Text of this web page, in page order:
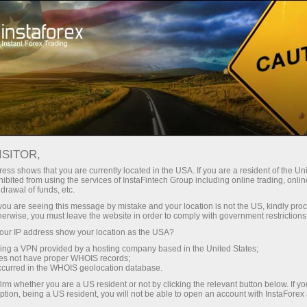
Ҳисоб-варағини тез очиш Савдо платформаси
Энди иш
учун
Инвесторлар учун Ҳамкорлар учун
учун VIP ҳудудга чипта ол"
VIP ҳудудга чипта ол" танловининг
кўллаб-қувватлаш хизматига мурожаат қилинг:
чипта ол" бош саҳифаси
чипта ол" танлови қоидалари
shows that you are currently located in the USA. If you are a resident of the
from using the services of InstaFintech Group including online trading,
of funds, etc.
are seeing this message by mistake and your location is not the US, kindly
you must leave the website in order to comply with government
IP address show your location as the USA?
a VPN provided by a hosting company based in the United States;
not have proper WHOIS records;
in the WHOIS geolocation database.
whether you are a US resident or not by clicking the relevant button below. If
being a US resident, you will not be able to open an account with InstaForex